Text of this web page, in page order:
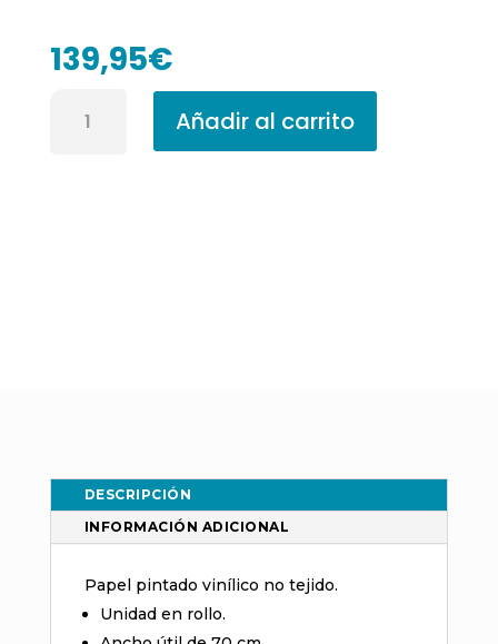
139,95€
Pintado
Casamance
Añadir al carrito
DESCRIPCIÓN
INFORMACIÓN ADICIONAL
Papel pintado vinílico no tejido.
Unidad en rollo.